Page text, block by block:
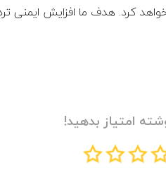
کرد. هدف ما افزایش ایمنی
امتیاز بدهید!